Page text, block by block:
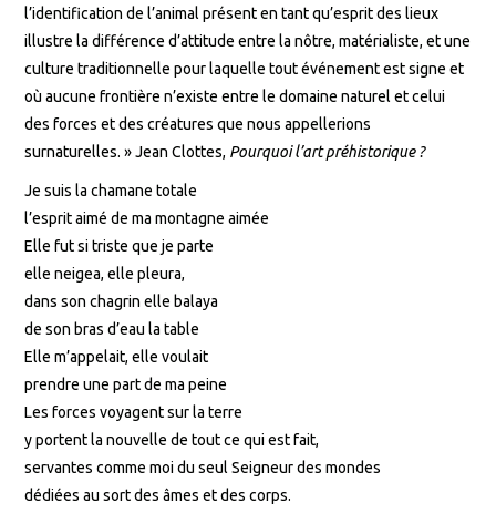
l’identification de l’animal présent en tant qu’esprit des lieux
illustre la différence d’attitude entre la nôtre, matérialiste, et une
culture traditionnelle pour laquelle tout événement est signe et
où aucune frontière n’existe entre le domaine naturel et celui
des forces et des créatures que nous appellerions
surnaturelles. » Jean Clottes, Pourquoi l’art préhistorique ?
Je suis la chamane totale
l’esprit aimé de ma montagne aimée
Elle fut si triste que je parte
elle neigea, elle pleura,
dans son chagrin elle balaya
de son bras d’eau la table
Elle m’appelait, elle voulait
prendre une part de ma peine
Les forces voyagent sur la terre
y portent la nouvelle de tout ce qui est fait,
servantes comme moi du seul Seigneur des mondes
dédiées au sort des âmes et des corps.